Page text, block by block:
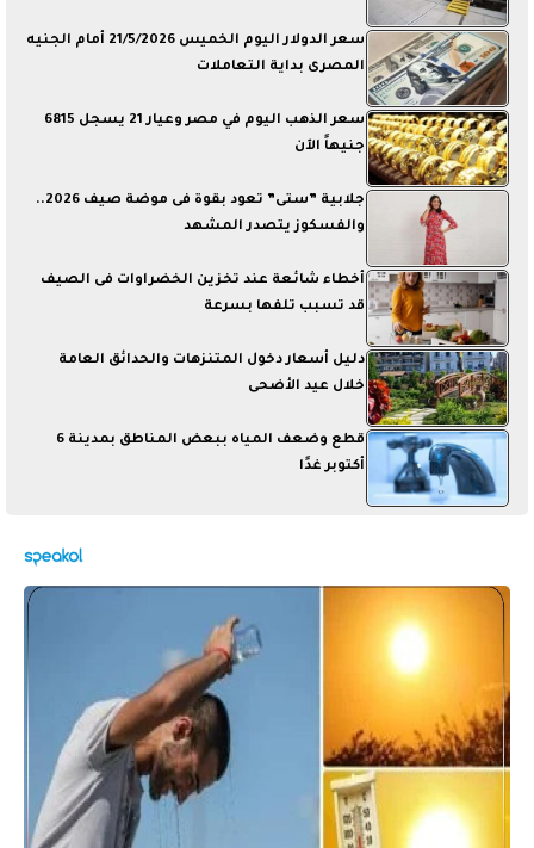
سعر الدولار اليوم الخميس 21/5/2026 أمام الجنيه
المصرى بداية التعاملات
سعر الذهب اليوم في مصر وعيار 21 يسجل 6815
جنيهاً الآن
جلابية ”ستى” تعود بقوة فى موضة صيف 2026..
والفسكوز يتصدر المشهد
أخطاء شائعة عند تخزين الخضراوات فى الصيف
قد تسبب تلفها بسرعة
دليل أسعار دخول المتنزهات والحدائق العامة
خلال عيد الأضحى
قطع وضعف المياه ببعض المناطق بمدينة 6
أكتوبر غدًا